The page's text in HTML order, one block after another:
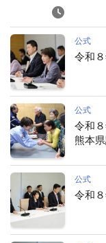
公式
令和
公式
令和
熊本
公式
令和